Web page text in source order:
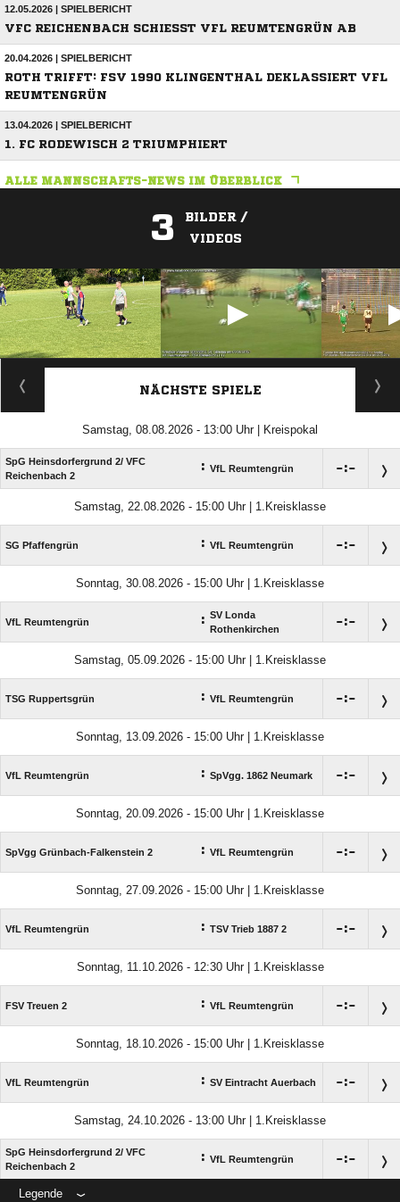
12.05.2026 | SPIELBERICHT
VFC REICHENBACH SCHIESST VFL REUMTENGRÜN AB
20.04.2026 | SPIELBERICHT
ROTH TRIFFT: FSV 1990 KLINGENTHAL DEKLASSIERT VFL
REUMTENGRÜN
13.04.2026 | SPIELBERICHT
1. FC RODEWISCH 2 TRIUMPHIERT
ALLE MANNSCHAFTS-NEWS IM ÜBERBLICK
3
BILDER /
VIDEOS
ANZEIGE
NÄCHSTE SPIELE
Samstag, 08.08.2026 - 13:00 Uhr | Kreispokal
SpG Heinsdorfergrund 2/​ VFC
Reichenbach 2
: VfL Reumtengrün :
Samstag, 22.08.2026 - 15:00 Uhr | 1.Kreisklasse
SG Pfaffengrün : VfL Reumtengrün :
Sonntag, 30.08.2026 - 15:00 Uhr | 1.Kreisklasse
VfL Reumtengrün : SV Londa
Rothenkirchen
:
Samstag, 05.09.2026 - 15:00 Uhr | 1.Kreisklasse
TSG Ruppertsgrün : VfL Reumtengrün :
Sonntag, 13.09.2026 - 15:00 Uhr | 1.Kreisklasse
VfL Reumtengrün : SpVgg. 1862 Neumark :
Sonntag, 20.09.2026 - 15:00 Uhr | 1.Kreisklasse
SpVgg Grünbach-Falkenstein 2 : VfL Reumtengrün :
Sonntag, 27.09.2026 - 15:00 Uhr | 1.Kreisklasse
VfL Reumtengrün : TSV Trieb 1887 2 :
Sonntag, 11.10.2026 - 12:30 Uhr | 1.Kreisklasse
FSV Treuen 2 : VfL Reumtengrün :
Sonntag, 18.10.2026 - 15:00 Uhr | 1.Kreisklasse
VfL Reumtengrün : SV Eintracht Auerbach :
Samstag, 24.10.2026 - 13:00 Uhr | 1.Kreisklasse
SpG Heinsdorfergrund 2/​ VFC
Reichenbach 2
: VfL Reumtengrün :
Legende